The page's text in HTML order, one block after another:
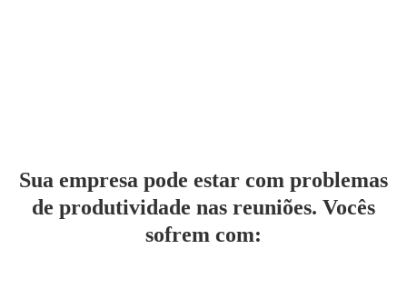
Sua empresa pode estar com problemas
de produtividade nas reuniões. Vocês
sofrem com: